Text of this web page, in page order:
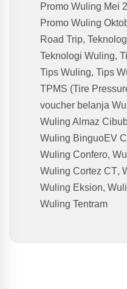
Promo Wuling Mei
Promo Wuling
Road Trip,
Teknologi Wuling,
Tips Wuling, Tips
TPMS (Tire
voucher belanja
Wuling Almaz
Wuling BinguoEV
Wuling Confero,
Wuling Cortez CT,
Wuling Eksion,
Wuling Tentram